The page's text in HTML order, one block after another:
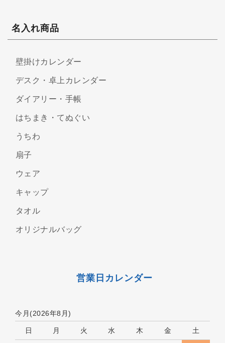
名入れ商品
壁掛けカレンダー
デスク・卓上カレンダー
ダイアリー・手帳
はちまき・てぬぐい
うちわ
扇子
ウェア
キャップ
タオル
オリジナルバッグ
営業日カレンダー
今月(2026年8月)
日 月 火 水 木 金 土